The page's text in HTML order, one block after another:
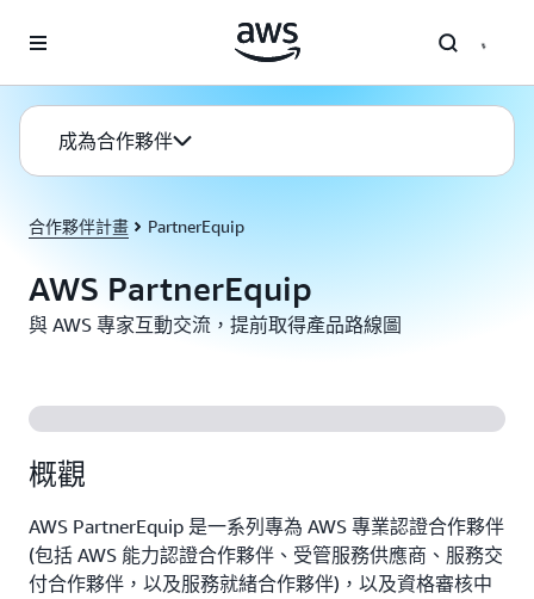
成為合作夥伴
合作夥伴計畫 PartnerEquip
AWS PartnerEquip
與 AWS 專家互動交流，提前取得產品路線圖
概觀
AWS PartnerEquip 是一系列專為 AWS 專業認證合作夥伴
(包括 AWS 能力認證合作夥伴、受管服務供應商、服務交
付合作夥伴，以及服務就緒合作夥伴)，以及資格審核中